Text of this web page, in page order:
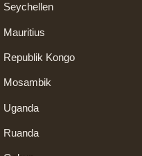
Seychellen
Mauritius
Republik Kongo
Mosambik
Uganda
Ruanda